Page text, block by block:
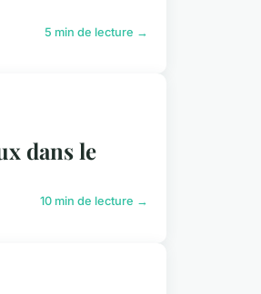
5 min de lecture →
dans le
10 min de lecture →